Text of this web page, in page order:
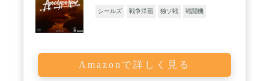
シールズ 戦争洋画 独ソ戦 戦闘機
Amazonで詳しく見る